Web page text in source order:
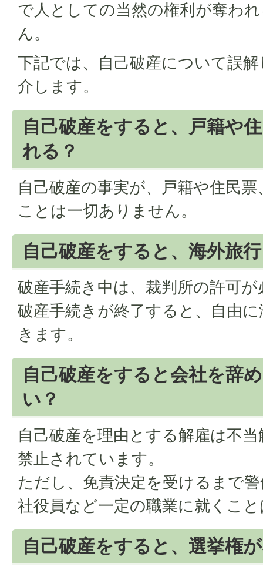
で人としての当然の権利が奪わ
ん。
下記では、自己破産について誤
介します。
自己破産をすると、戸籍や
れる？
自己破産の事実が、戸籍や住民
ことは一切ありません。
自己破産をすると、海外旅
破産手続き中は、裁判所の許可
破産手続きが終了すると、自由
きます。
自己破産をすると会社を辞
い？
自己破産を理由とする解雇は不
禁止されています。
ただし、免責決定を受けるまで
社役員など一定の職業に就くこ
自己破産をすると、選挙権